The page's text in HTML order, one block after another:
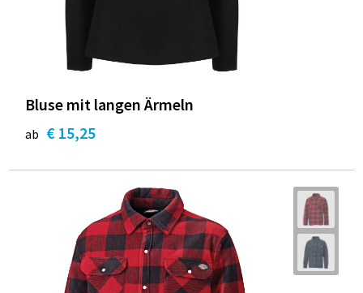
Bluse mit langen Ärmeln
ab € 15,25